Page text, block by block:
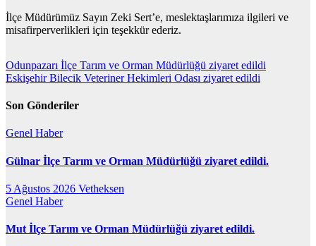
İlçe Müdürümüz Sayın Zeki Sert’e, meslektaşlarımıza ilgileri ve
misafirperverlikleri için teşekkür ederiz.
Yazı
gezinmesi
Odunpazarı İlçe Tarım ve Orman Müdürlüğü ziyaret edildi
Eskişehir Bilecik Veteriner Hekimleri Odası ziyaret edildi
Son Gönderiler
Genel Haber
Gülnar İlçe Tarım ve Orman Müdürlüğü ziyaret edildi.
5 Ağustos 2026 Vetheksen
Genel Haber
Mut İlçe Tarım ve Orman Müdürlüğü ziyaret edildi.